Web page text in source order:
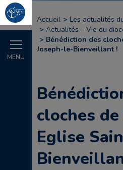
MENU
Accueil
Les actualités
Actualités – Vie du
Bénédiction des
Joseph-le-Bienveillant !
cloches
Eglise